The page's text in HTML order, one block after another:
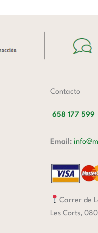
Contacto
658 177 599
Email:
Carrer de
Les Corts,